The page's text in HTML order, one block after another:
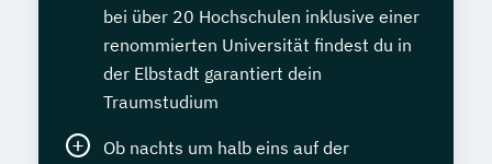
bei über 20 Hochschulen inklusive einer
renommierten Universität findest du in
der Elbstadt garantiert dein
Traumstudium
Ob nachts um halb eins auf der